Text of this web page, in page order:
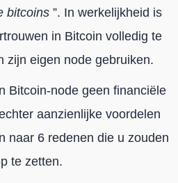
bitcoins ”. In werkelijkheid is
in Bitcoin volledig te
zijn eigen node gebruiken.
Bitcoin-node geen financiële
aanzienlijke voordelen
naar 6 redenen die u zouden
te zetten.